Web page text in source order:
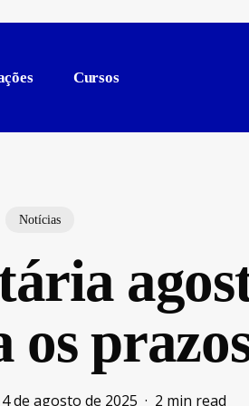
Cursos
Notícias
os
4 de agosto de 2025 2 min read